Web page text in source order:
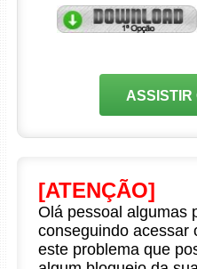
ASSISTIR
[ATENÇÃO]
Olá pessoal algumas
conseguindo acessar
este problema que